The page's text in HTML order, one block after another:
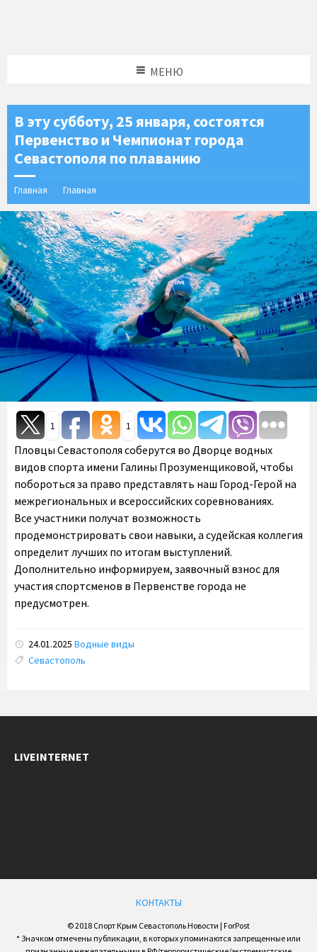
МЕНЮ
В эту субботу, 25 января, состоятся
Первенство и Чемпионат города
Севастополя по плаванию
Главная Главная
1 1
Пловцы Севастополя соберутся во Дворце водных
видов спорта имени Галины Прозуменщиковой, чтобы
побороться за право представлять наш Город-Герой на
межрегиональных и всероссийских соревнованиях.
Все участники получат возможность
продемонстрировать свои навыки, а судейская коллегия
определит лучших по итогам выступлений.
️Дополнительно информируем, заявочный взнос для
участия спортсменов в Первенстве города не
предусмотрен.
24.01.2025 Водные виды
Tags:
Севастополь
LIVEINTERNET
КОНТАКТЫ
© 2018 Спорт Крым Севастополь Новости | ForPost
* Значком отмечены публикации, в которых упоминаются запрещенные или